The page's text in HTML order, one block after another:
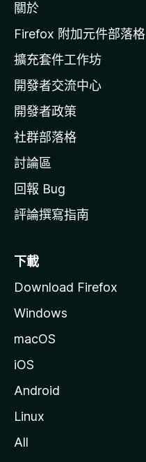
i
l
a
官
網
關於
Firefox 附加元件部落格
擴充套件工作坊
開發者交流中心
開發者政策
社群部落格
討論區
回報 Bug
評論撰寫指南
下載
Download Firefox
Windows
macOS
iOS
Android
Linux
All